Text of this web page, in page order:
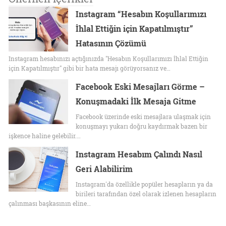
Instagram “Hesabın Koşullarımızı
İhlal Ettiğin için Kapatılmıştır”
Hatasının Çözümü
Instagram hesabınızı açtığınızda "Hesabın Koşullarımızı İhlal Ettiğin
için Kapatılmıştır" gibi bir hata mesajı görüyorsanız ve…
Facebook Eski Mesajları Görme –
Konuşmadaki İlk Mesaja Gitme
Facebook üzerinde eski mesajlara ulaşmak için
konuşmayı yukarı doğru kaydırmak bazen bir
işkence haline gelebilir.…
Instagram Hesabım Çalındı Nasıl
Geri Alabilirim
Instagram'da özellikle popüler hesapların ya da
birileri tarafından özel olarak izlenen hesapların
çalınması başkasının eline…